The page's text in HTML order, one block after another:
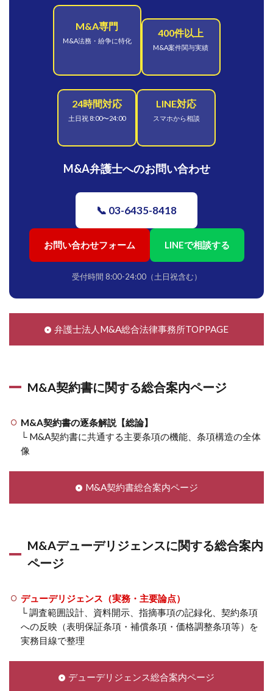
M&A専門
M&A法務・紛争に特化
400件以上
M&A案件関与実績
24時間対応
土日祝 8:00〜24:00
LINE対応
スマホから相談
M&A弁護士へのお問い合わせ
📞 03-6435-8418
お問い合わせフォーム LINEで相談する
受付時間 8:00-24:00（土日祝含む）
弁護士法人M&A総合法律事務所TOPPAGE
M&A契約書に関する総合案内ページ
M&A契約書の逐条解説【総論】
└ M&A契約書に共通する主要条項の機能、条項構造の全体
像
M&A契約書総合案内ページ
M&Aデューデリジェンスに関する総合案内
ページ
デューデリジェンス（実務・主要論点）
└ 調査範囲設計、資料開示、指摘事項の記録化、契約条項
への反映（表明保証条項・補償条項・価格調整条項等）を
実務目線で整理
デューデリジェンス総合案内ページ